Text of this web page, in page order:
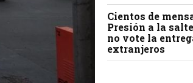
Cientos de
Presión a la
no vote la
extranjeros